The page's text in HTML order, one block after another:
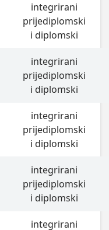
integrirani
prijediplomski
i diplomski
integrirani
prijediplomski
i diplomski
integrirani
prijediplomski
i diplomski
integrirani
prijediplomski
i diplomski
integrirani